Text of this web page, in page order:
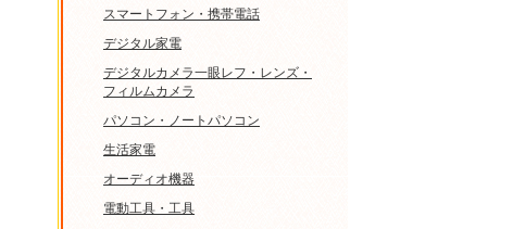
スマートフォン・携帯電話
デジタル家電
デジタルカメラ一眼レフ・レンズ・
フィルムカメラ
パソコン・ノートパソコン
生活家電
オーディオ機器
電動工具・工具